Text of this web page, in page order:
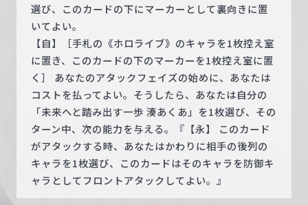
選び、このカードの下にマーカーとして裏向きに置
いてよい。
【自】［手札の《ホロライブ》のキャラを1枚控え室
に置き、このカードの下のマーカーを1枚控え室に置
く］ あなたのアタックフェイズの始めに、あなたは
コストを払ってよい。そうしたら、あなたは自分の
「未来へと踏み出す一歩 湊あくあ」を1枚選び、その
ターン中、次の能力を与える。『【永】 このカード
がアタックする時、あなたはかわりに相手の後列の
キャラを1枚選び、このカードはそのキャラを防御キ
ャラとしてフロントアタックしてよい。』